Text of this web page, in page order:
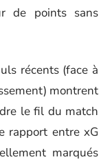
de points sans
récents (face à
montrent
le fil du match
rapport entre xG
marqués